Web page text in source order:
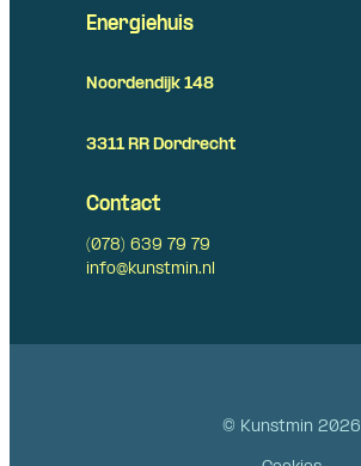
Energiehuis
Noordendijk 148
3311 RR Dordrecht
Contact
(078) 639 79 79
info@kunstmin.nl
© Kunstmin 2026